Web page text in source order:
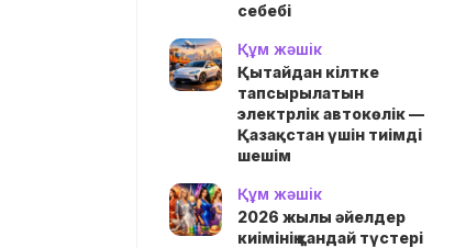
себебі
Құм жәшік
Қытайдан кілтке
тапсырылатын
электрлік автокөлік —
Қазақстан үшін тиімді
шешім
Құм жәшік
2026 жылы әйелдер
киімінің қандай түстері